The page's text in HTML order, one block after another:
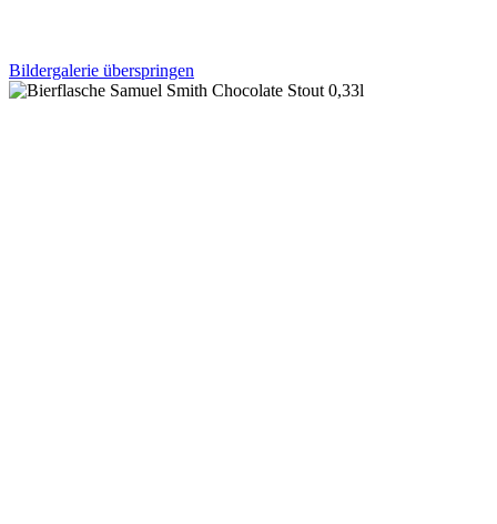
Bildergalerie überspringen